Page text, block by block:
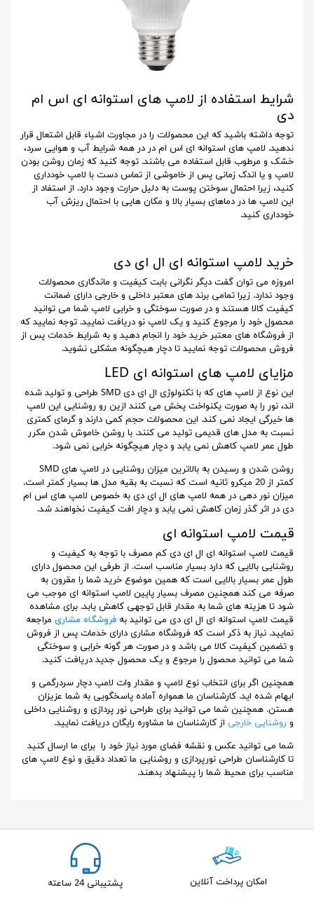
شرایط استفاده از لامپ های استوانه ای اس ام
دی
توجه داشته باشید که این محصولات را در مجاورت اشیاء قابل اشتعال قرار
ندهید. لامپ های استوانه ای اس ام در در همه شرایط آب و هوایی سرد،
خشک و مرطوب قابل استفاده می باشند. توجه کنید که زمان روشن بودن
لامپ و یا اندک زمانی پس از خاموشی از تماس دست با لامپ خودداری
کنید، زیرا احتمال سوختن پوست به دلیل حرارت وجود دارد. از استفاد از
این لامپ ها در دماهای بسیار بالا و مکان هایی با احتمال ریزش آب
خودداری کنید.
خرید لامپ استوانه ای ال ای دی
امروزه می توان گفت دیگر نگرانی بابت کیفیت و ماندگاری محصولات
وجود ندارد. زیرا تمامی برند های معتبر داخلی و خارجی دارای ضمانت
کیفیت کالا هستند و در صورت سوختگی و خرابی لامپ شما می توانید
محصول خود را مرجوع کنید و یک لامپ نو دریافت نمایید. توجه نمایید که
از فروشگاه های معتبر خرید خود را انجام دهید و به شرایط خدمات پس از
فروش محصولات توجه نمایید تا دچار هیچگونه مشکلی نشوید.
مزایای لامپ های استوانه ای LED
این نوع از لامپ های که با تکنولوژی ال ای دی SMD طراحی و تولید شده
اند، نور را به صورت یکنواخت پخش می کنند ازین رو روشنایی این لامپ
ها خیرگی ایجاد نمی کند. این محصولات حجم کمی دارند و گرمای کمتری
نسبت به مدل های قدیمی تولید می کنند. با روشن خاموش شدن مکرر
طول عمر لامپ کاهش نمی یابد و دچار هیچگونه خرابی نمی شود.
روشن شدن و رسیدن به بالاترین میزان روشنایی در لامپ های SMD
کمتر از 20 میکرو ثانیه است که نسبت به بقیه مدل ها بسیار کمتر است.
میزان نور دهی در همه لامپ های ال ای دی به خصوص لامپ های اس ام
دی در اثر گذر زمان کاهش نمی یابد و دچار افت کیفیت نخواهند شد.
قیمت لامپ استوانه ای
قیمت لامپ استوانه ای ال ای دی کم مصرف با توجه به کیفیت و
روشنایی بالایی که دارد بسیار مناسب است. از طرفی این محصول دارای
طول عمر بسیار بالایی است که همین موضوع خرید شما را مقرون به
صرفه می کند همچنین مصرف بسیار پایین لامپ استوانه ای موجب می
شود تا هزینه های شما به مقدار قابل توجهی کاهش یابد. برای مشاهده
قیمت لامپ استوانه ای ال ای دی می توانید به فروشگاه مشاری مراجعه
نمایید. نیاز به ذکر است که فروشگاه مشاری دارای خدمات پس از فروش
و تضمین کیفیت کالا می باشد و در صورت هر گونه خرابی و سوختگی
شما می توانید محصول را مرجوع و یک محصول جدید دریافت کنید.
همچنین اگر برای انتخاب نوع لامپ و مقدار وات لامپ دچار سردرگمی و
ابهام شده اید. کارشناسان ما همواره آماده پاسخگویی به شما عزیزان
هستن. همچنین شما می توانید برای طراحی نور پردازی و روشنایی داخلی
و روشنایی خارجی از کارشناسان ما مشاوره رایگان دریافت نمایید.
شما می توانید عکس و نقشه فضای مورد نیاز خود را برای ما ارسال کنید
تا کارشناسان طراحی نورپردازی و روشنایی ما تعداد دقیق و نوع لامپ های
مناسب برای محیط شما را پیشنهاد بدهند.
امکان پرداخت آنلاین پشتیبانی 24 ساعته